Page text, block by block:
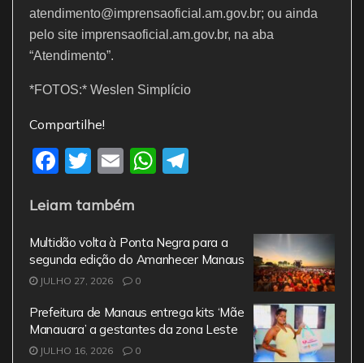
atendimento@imprensaoficial.am.gov.br; ou ainda
pelo site imprensaoficial.am.gov.br, na aba
“Atendimento”.
*FOTOS:* Weslen Simplício
Compartilhe!
F
c
e
b
o
o
k
T
itt
er
E
ai
l
W
s
A
p
gr
a
Leiam também
Multidão volta à Ponta Negra para a
segunda edição do Amanhecer Manaus
JULHO 27, 2026 0
Prefeitura de Manaus entrega kits ‘Mãe
Manauara’ a gestantes da zona Leste
JULHO 16, 2026 0